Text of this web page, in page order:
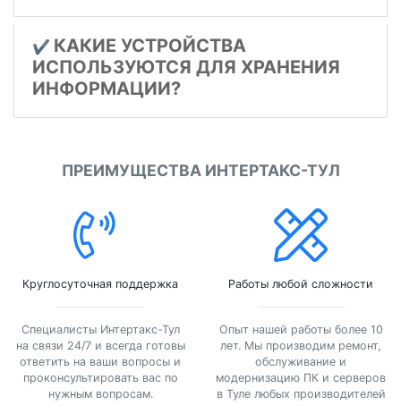
✔️ КАКИЕ УСТРОЙСТВА
ИСПОЛЬЗУЮТСЯ ДЛЯ ХРАНЕНИЯ
ИНФОРМАЦИИ?
ПРЕИМУЩЕСТВА ИНТЕРТАКС-ТУЛ
Круглосуточная поддержка
Специалисты Интертакс-Тул
на связи 24/7 и всегда готовы
ответить на ваши вопросы и
проконсультировать вас по
нужным вопросам.
Работы любой сложности
Опыт нашей работы более 10
лет. Мы производим ремонт,
обслуживание и
модернизацию ПК и серверов
в Туле любых производителей